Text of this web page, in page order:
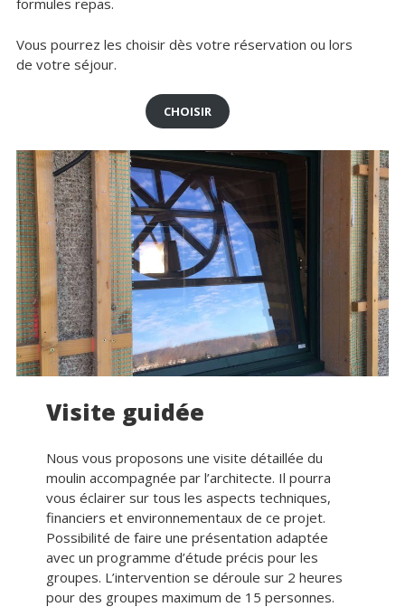
formules repas.
Vous pourrez les choisir dès votre réservation ou lors
de votre séjour.
CHOISIR
Visite guidée
Nous vous proposons une visite détaillée du
moulin accompagnée par l’architecte. Il pourra
vous éclairer sur tous les aspects techniques,
financiers et environnementaux de ce projet.
Possibilité de faire une présentation adaptée
avec un programme d’étude précis pour les
groupes. L’intervention se déroule sur 2 heures
pour des groupes maximum de 15 personnes.